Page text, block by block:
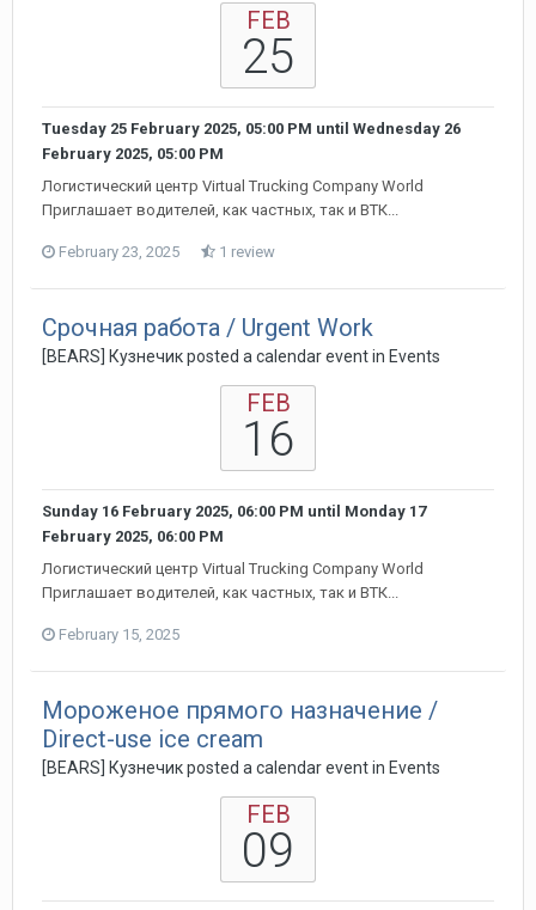
FEB
25
Tuesday 25 February 2025, 05:00 PM until Wednesday 26
February 2025, 05:00 PM
Логистический центр Virtual Trucking Company World
Приглашает водителей, как частных, так и ВТК...
February 23, 2025 1 review
Срочная работа / Urgent Work
[BEARS] Кузнечик posted a calendar event in Events
FEB
16
Sunday 16 February 2025, 06:00 PM until Monday 17
February 2025, 06:00 PM
Логистический центр Virtual Trucking Company World
Приглашает водителей, как частных, так и ВТК...
February 15, 2025
Мороженое прямого назначение /
Direct-use ice cream
[BEARS] Кузнечик posted a calendar event in Events
FEB
09